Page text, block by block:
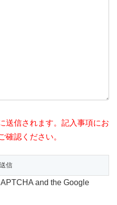
送信されます。記入事項にお
確認ください。
and the Google